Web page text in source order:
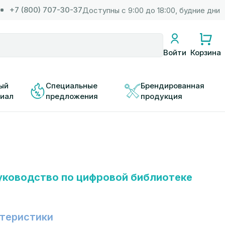
+7 (800) 707-30-37Доступны с 9:00 до 18:00, будние дни
Войти Корзина
Специальные
предложения
Брендированная
продукция
по цифровой библиотеке